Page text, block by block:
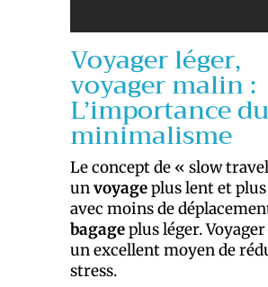
Voyager léger,
voyager malin :
L’importance du
minimalisme
Le concept de « slow
unvoyageplus lent et
avec moins de
bagageplus léger.
un excellent moyen de
stress.